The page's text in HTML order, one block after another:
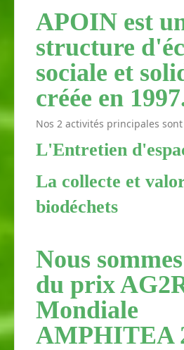
APOIN est
structure
sociale et
créée en
Nos 2 activités principales sont
L'Entretien
La collecte et
biodéchets
Nous
du prix
Mondiale
AMPHITEA